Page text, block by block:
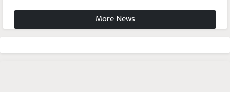
More News